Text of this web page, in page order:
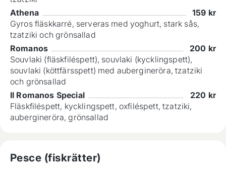
Athena
159 kr
Gyros fläskkarré, serveras med yoghurt, stark sås,
tzatziki och grönsallad
Romanos
200 kr
Souvlaki (fläskfiléspett), souvlaki (kycklingspett),
souvlaki (köttfärsspett) med aubergineröra, tzatziki
och grönsallad
Il Romanos Special
220 kr
Fläskfiléspett, kycklingspett, oxfiléspett, tzatziki,
aubergineröra, grönsallad
Pesce (fiskrätter)